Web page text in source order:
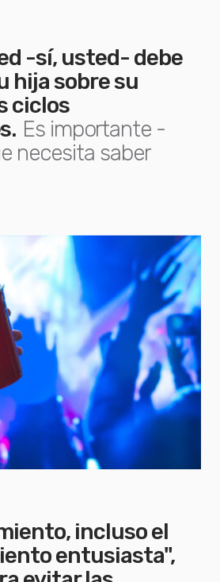
-sí, usted- debe
hija sobre su
ciclos
Es importante -
necesita saber
incluso el
entusiasta",